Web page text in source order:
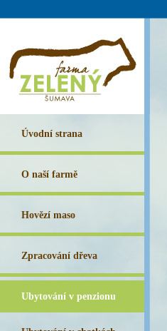
Úvodní strana
O naší farmě
Hovězí maso
Zpracování dřeva
Ubytování v penzionu